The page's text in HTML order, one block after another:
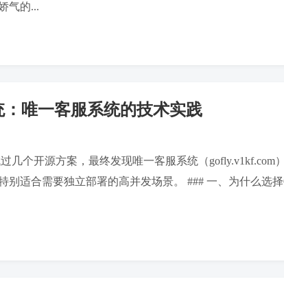
气的...
唯一客服系统的技术实践
几个开源方案，最终发现唯一客服系统（
适合需要独立部署的高并发场景。 ### 一、为什么选